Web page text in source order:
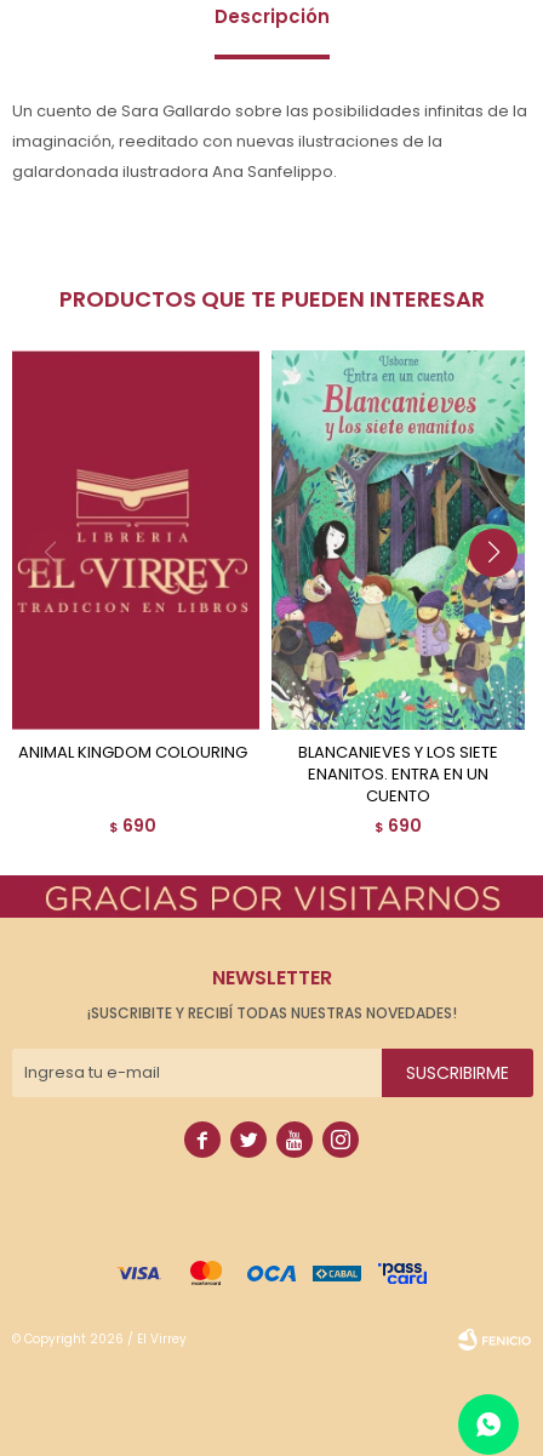
Descripción
Un cuento de Sara Gallardo sobre las posibilidades infinitas de la
imaginación, reeditado con nuevas ilustraciones de la
galardonada ilustradora Ana Sanfelippo.
PRODUCTOS QUE TE PUEDEN INTERESAR
ANIMAL KINGDOM COLOURING
$ 690
BLANCANIEVES Y LOS SIETE
ENANITOS. ENTRA EN UN
CUENTO
$ 690
NEWSLETTER
¡SUSCRIBITE Y RECIBÍ TODAS NUESTRAS NOVEDADES!
SUSCRIBIRME
   
© Copyright 2026 / El Virrey